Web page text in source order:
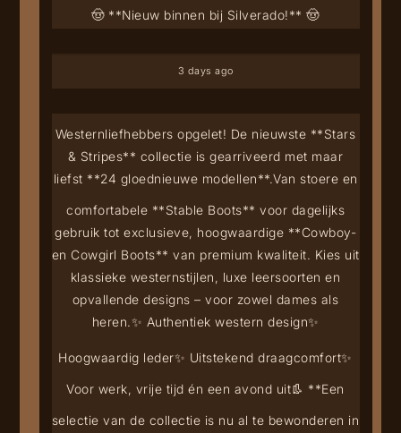
🤠 **Nieuw binnen bij Silverado!** 🤠
3 days ago
Westernliefhebbers opgelet! De nieuwste **Stars
& Stripes** collectie is gearriveerd met maar
liefst **24 gloednieuwe modellen**.Van stoere en
comfortabele **Stable Boots** voor dagelijks
gebruik tot exclusieve, hoogwaardige **Cowboy-
en Cowgirl Boots** van premium kwaliteit. Kies uit
klassieke westernstijlen, luxe leersoorten en
opvallende designs – voor zowel dames als
heren.✨ Authentiek western design✨
Hoogwaardig leder✨ Uitstekend draagcomfort✨
Voor werk, vrije tijd én een avond uit👢 **Een
selectie van de collectie is nu al te bewonderen in